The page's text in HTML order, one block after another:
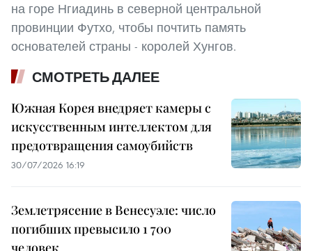
на горе Нгиадинь в северной центральной
провинции Футхо, чтобы почтить память
основателей страны - королей Хунгов.
СМОТРЕТЬ ДАЛЕЕ
Южная Корея внедряет камеры с
искусственным интеллектом для
предотвращения самоубийств
30/07/2026 16:19
Землетрясение в Венесуэле: число
погибших превысило 1 700